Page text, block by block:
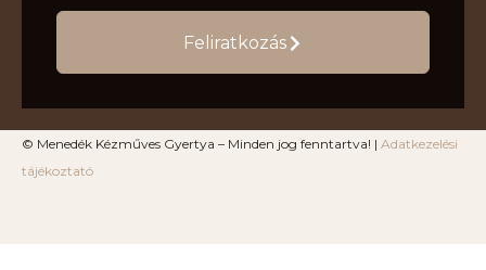
Feliratkozás
© Menedék Kézműves Gyertya – Minden jog fenntartva! | Adatkezelési
tájékoztató